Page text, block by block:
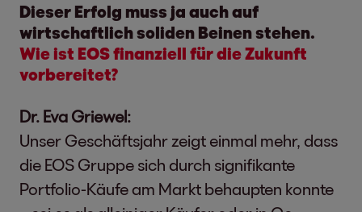
Dieser Erfolg muss ja auch auf
wirtschaftlich soliden Beinen stehen.
Wie ist EOS finanziell für die Zukunft
vorbereitet?
Dr. Eva Griewel:
Unser Geschäftsjahr zeigt einmal mehr, dass
die EOS Gruppe sich durch signifikante
Portfolio-Käufe am Markt behaupten konnte